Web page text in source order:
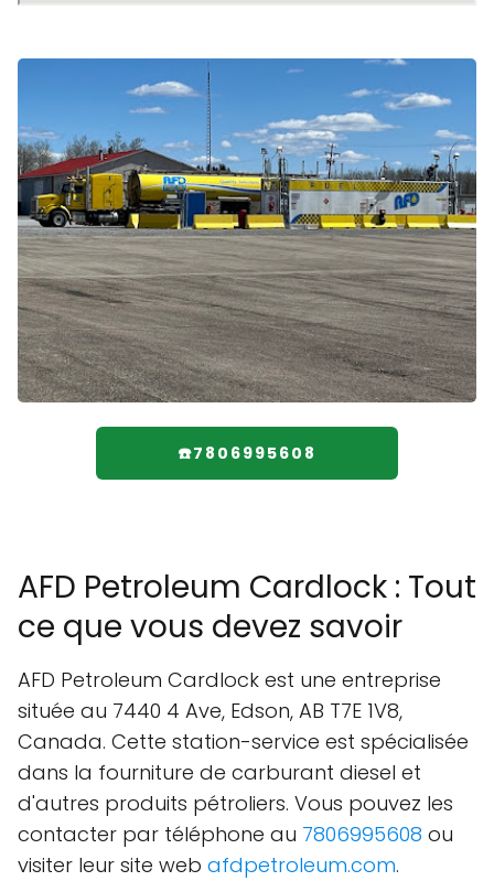
☎️7806995608
AFD Petroleum Cardlock : Tout
ce que vous devez savoir
AFD Petroleum Cardlock est une entreprise
située au 7440 4 Ave, Edson, AB T7E 1V8,
Canada. Cette station-service est spécialisée
dans la fourniture de carburant diesel et
d'autres produits pétroliers. Vous pouvez les
contacter par téléphone au 7806995608 ou
visiter leur site web afdpetroleum.com.